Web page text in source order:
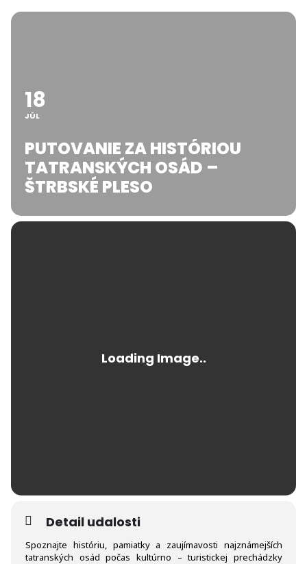
18
JÚL
PUTOVANIE ZA HISTÓRIOU
TATRANSKÝCH OSÁD –
ŠTRBSKÉ PLESO
Detail udalosti
Spoznajte históriu, pamiatky a zaujímavosti najznámejších
tatranských osád počas kultúrno – turistickej prechádzky